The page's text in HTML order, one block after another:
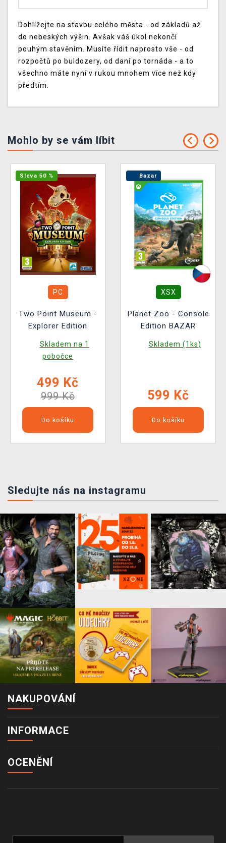
Dohlížejte na stavbu celého města - od základů až
do nebeských výšin. Avšak váš úkol nekončí
pouhým stavěním. Musíte řídit naprosto vše - od
rozpočtů po buldozery, od daní po tornáda - a to
všechno máte nyní v rukou mnohem více než kdy
předtím.
Mohlo by se vám líbit
Sleva 50 %
PC
Two Point Museum -
Explorer Edition
Skladem na 1
pobočce
499 Kč
999 Kč
Do košíku
Bazar
XSX
Planet Zoo - Console
Edition BAZAR
Skladem (1ks)
599 Kč
Do košíku
Sledujte nás na instagramu
NAKUPOVÁNÍ
INFORMACE
OCENĚNÍ